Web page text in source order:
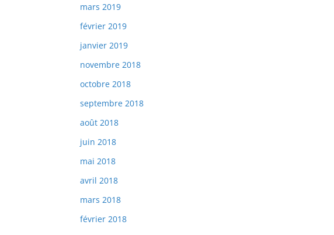
mars 2019
février 2019
janvier 2019
novembre 2018
octobre 2018
septembre 2018
août 2018
juin 2018
mai 2018
avril 2018
mars 2018
février 2018